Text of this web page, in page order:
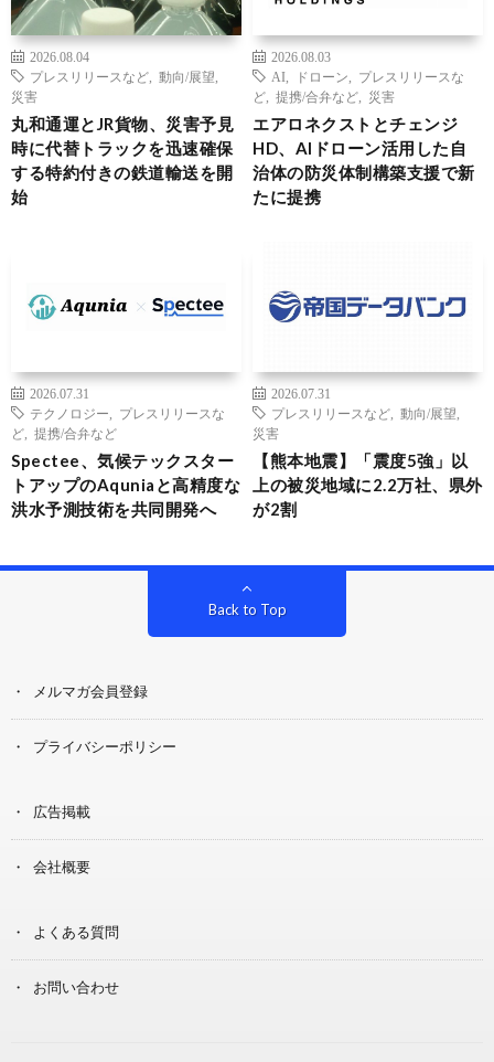
2026.08.04
プレスリリースなど
動向/展望
災害
丸和通運とJR貨物、災害予見
時に代替トラックを迅速確保
する特約付きの鉄道輸送を開
始
2026.08.03
AI
ドローン
プレスリリースな
ど
提携/合弁など 災害
エアロネクストとチェンジ
HD、AIドローン活用した自
治体の防災体制構築支援で新
たに提携
2026.07.31
テクノロジー
プレスリリースな
ど
提携/合弁など
Spectee、気候テックスター
トアップのAquniaと高精度な
洪水予測技術を共同開発へ
2026.07.31
プレスリリースなど
動向/展望
災害
【熊本地震】「震度5強」以
上の被災地域に2.2万社、県外
が2割
Back to Top
メルマガ会員登録
プライバシーポリシー
広告掲載
会社概要
よくある質問
お問い合わせ